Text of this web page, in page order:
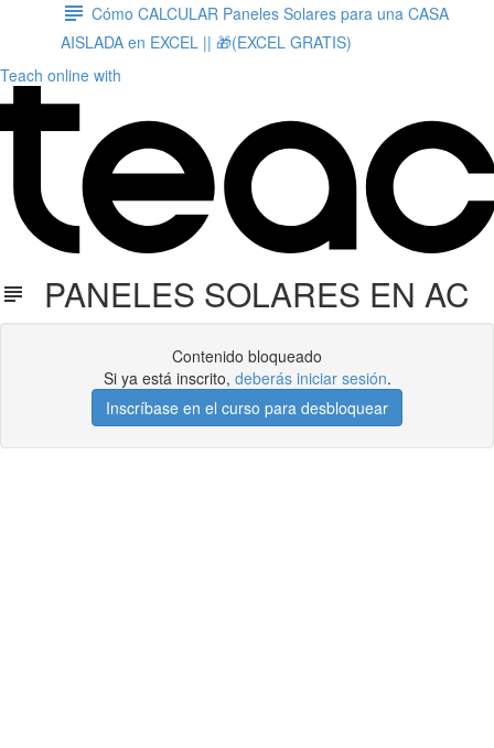
Cómo CALCULAR Paneles Solares para una CASA
AISLADA en EXCEL || 🎁(EXCEL GRATIS)
Teach online with
PANELES SOLARES EN AC
Contenido bloqueado
Si ya está inscrito, deberás iniciar sesión.
Inscríbase en el curso para desbloquear